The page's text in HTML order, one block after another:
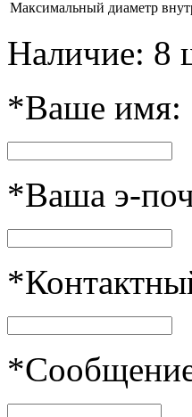
Максимальный диаметр
Наличие: 8
*Ваше имя:
*Ваша э-